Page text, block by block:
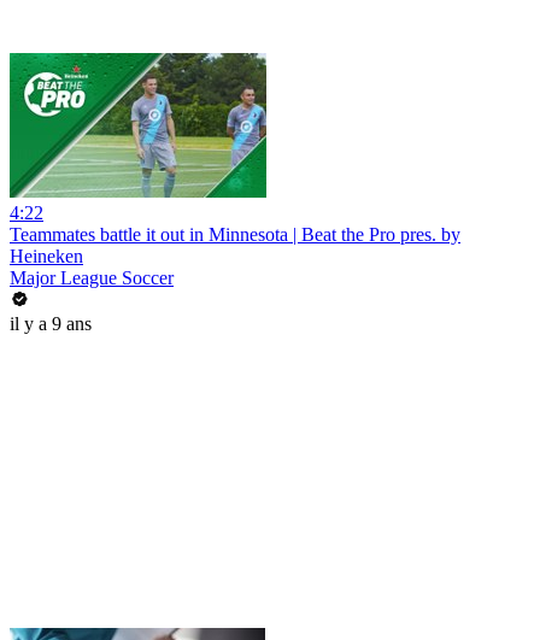
4:22
Teammates battle it out in Minnesota | Beat the Pro pres. by
Heineken
Major League Soccer
il y a 9 ans